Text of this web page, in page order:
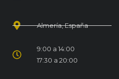
Almería, España
9:00 a 14:00
17:30 a 20:00